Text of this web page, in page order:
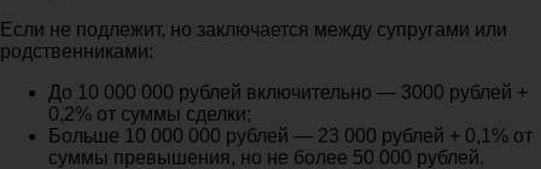
Если не подлежит, но заключается между супругами или
родственниками:
До 10 000 000 рублей включительно — 3000 рублей +
0,2% от суммы сделки;
Больше 10 000 000 рублей — 23 000 рублей + 0,1% от
суммы превышения, но не более 50 000 рублей.